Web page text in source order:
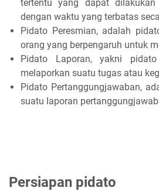
tertentu yang dapat
dengan waktu yang terbatas
Pidato Peresmian, adalah
orang yang berpengaruh untuk
Pidato Laporan, yakni
melaporkan suatu tugas atau
Pidato Pertanggungjawaban,
suatu laporan
Persiapan pidato